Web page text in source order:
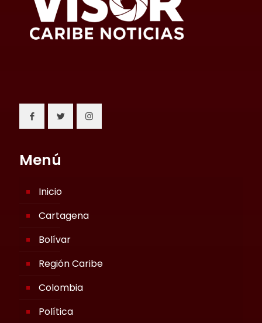
Menú
Inicio
Cartagena
Bolívar
Región Caribe
Colombia
Política